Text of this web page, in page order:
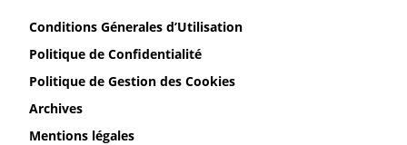
Conditions Génerales d’Utilisation
Politique de Confidentialité
Politique de Gestion des Cookies
Archives
Mentions légales